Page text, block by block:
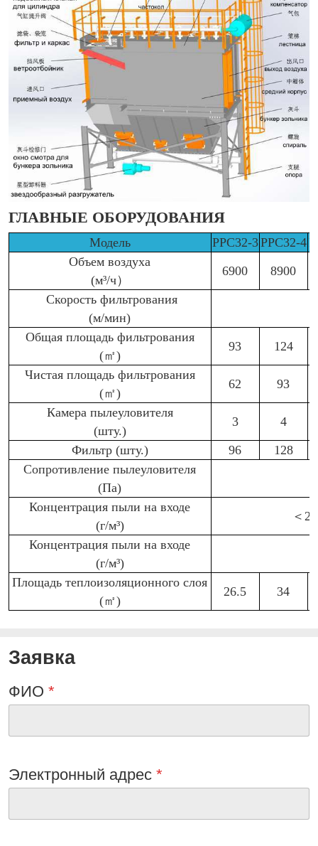
ГЛАВНЫЕ ОБОРУДОВАНИЯ
Модель PPC32-3PPC32-4
Объем воздуха
(м³/ч）
6900 8900
Скорость фильтрования
(м/мин)
Общая площадь фильтрования
(㎡)
93
124
Чистая площадь фильтрования
(㎡)
62
93
Камера пылеуловителя
(шту.)
3
4
Фильтр (шту.)
96
128
Сопротивление пылеуловителя
(Па)
Концентрация пыли на входе
(г/м³)
＜
Концентрация пыли на входе
(г/м³)
Площадь теплоизоляционного слоя
(㎡)
26.5 34
Заявка
ФИО *
Электронный адрес *